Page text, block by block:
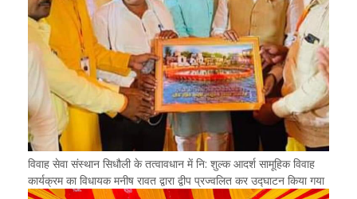
विवाह सेवा संस्थान सिधौली के तत्वावधान में नि: शुल्क आदर्श सामूहिक विवाह
कार्यक्रम का विधायक मनीष रावत द्वारा द्वीप प्रज्वलित कर उद्घाटन किया गया